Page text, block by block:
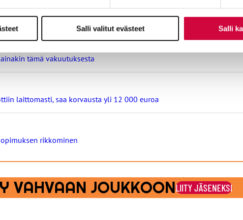
Salli valitut evästeet Salli
tämä vakuutuksesta
laittomasti, saa korvausta yli 12 000 euroa
rikkominen
VAHVAAN JOUKKOONLIITY JÄSENEKSI